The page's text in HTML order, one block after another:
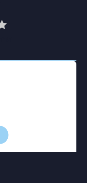
met zijn zus
hun moeder. In
een zus
na het overlijden